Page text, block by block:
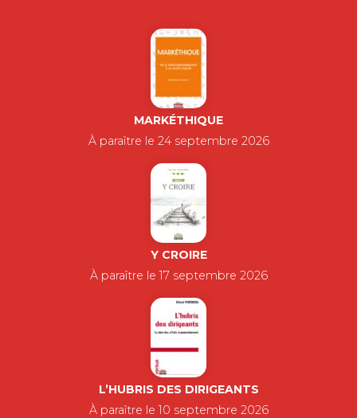
MARKÉTHIQUE
À paraître le 24 septembre 2026
Y CROIRE
À paraître le 17 septembre 2026
L’HUBRIS DES DIRIGEANTS
À paraître le 10 septembre 2026